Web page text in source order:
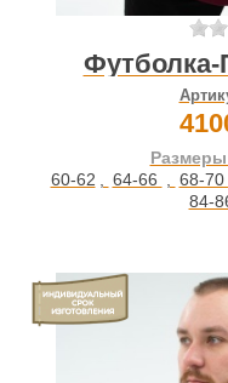
60-62 , 64-66 , 68-70
84-